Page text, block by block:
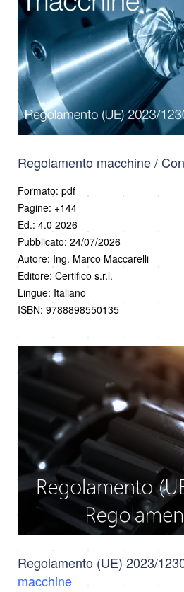
Regolamento macchine /
Formato: pdf
Pagine: +144
Ed.: 4.0 2026
Pubblicato: 24/07/2026
Autore: Ing. Marco Maccarelli
Editore: Certifico s.r.l.
Lingue: Italiano
ISBN: 9788898550135
Regolamento (UE) 2023/
macchine